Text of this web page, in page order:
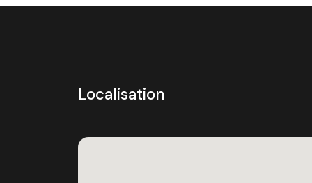
Localisation